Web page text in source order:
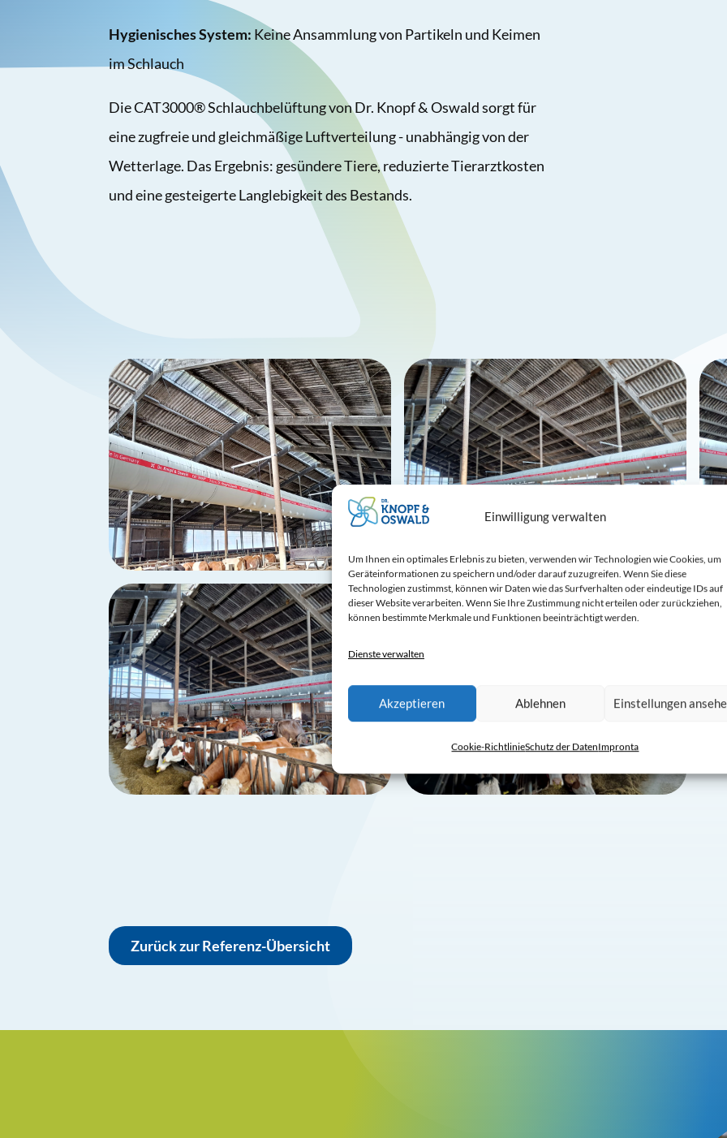
Einwilligung verwalten
Um Ihnen ein optimales Erlebnis zu bieten, verwenden wir Technologien wie Cookies, um
Geräteinformationen zu speichern und/oder darauf zuzugreifen. Wenn Sie diese
Technologien zustimmst, können wir Daten wie das Surfverhalten oder eindeutige IDs auf
dieser Website verarbeiten. Wenn Sie Ihre Zustimmung nicht erteilen oder zurückziehen,
können bestimmte Merkmale und Funktionen beeinträchtigt werden.
Dienste verwalten
Akzeptieren Ablehnen Einstellungen
Cookie-RichtlinieSchutz der DatenImpronta
Hygienisches System: Keine Ansammlung von Partikeln und Keimen
im Schlauch
Die CAT3000® Schlauchbelüftung von Dr. Knopf & Oswald sorgt für
eine zugfreie und gleichmäßige Luftverteilung - unabhängig von der
Wetterlage. Das Ergebnis: gesündere Tiere, reduzierte Tierarztkosten
und eine gesteigerte Langlebigkeit des Bestands.
Zurück zur Referenz-Übersicht